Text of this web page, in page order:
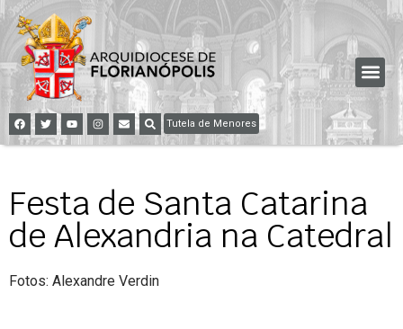
Tutela de Menores
Festa de Santa Catarina
de Alexandria na Catedral
Fotos: Alexandre Verdin